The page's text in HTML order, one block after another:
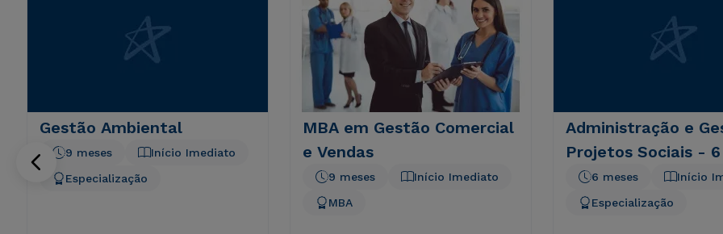
Gestão Ambiental
Início Imediato
9 meses
Especialização
MBA em Gestão Comercial
e Vendas
Início Imediato
9 meses
MBA
Administração e
Projetos Sociais -
Início
6 meses
Especialização